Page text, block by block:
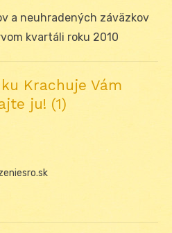
a neuhradených záväzkov
kvartáli roku 2010
Krachuje Vám
ju! (1)